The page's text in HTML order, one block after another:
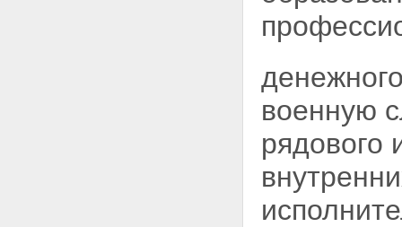
военную
рядового